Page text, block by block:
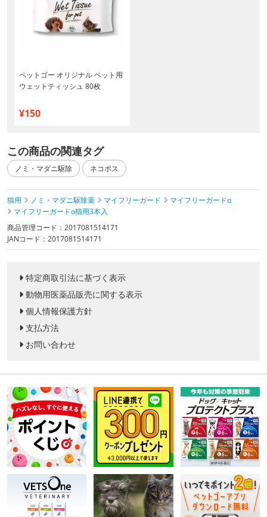
ペットゴー オリジナル ペット用
ウェットティッシュ 80枚
¥150
この商品の関連タグ
ノミ・マダニ駆除 ネコポス
猫用 ノミ・マダニ駆除薬 マイフリーガード
マイフリーガードα
マイフリーガードα猫用3本入
商品管理コード：2017081514171
JANコード：2017081514171
特定商取引法に基づく表示
動物用医薬品販売に関する表示
個人情報保護方針
支払方法
お問い合わせ